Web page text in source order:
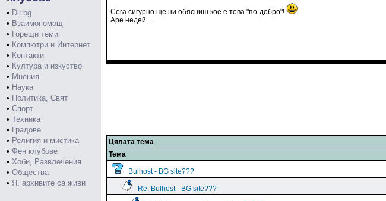
• Dir.bg
• Взаимопомощ
• Горещи теми
• Компютри и Интернет
• Контакти
• Култура и изкуство
• Мнения
• Наука
• Политика, Свят
• Спорт
• Техника
• Градове
• Религия и мистика
• Фен клубове
• Хоби, Развлечения
• Общества
• Я, архивите са живи
Сега сигурно ще ни обясниш кое е това "по-добро"!
Аре недей ...
Цялата тема
Тема
Bulhost - BG site???
Re: Bulhost - BG site???